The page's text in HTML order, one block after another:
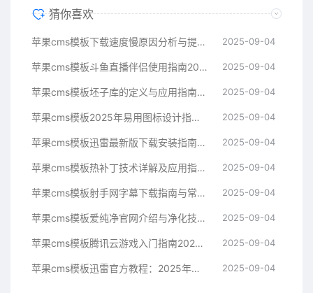
猜你喜欢
苹果cms模板下载速度慢原因分析与提升技巧指南苹果cms 2025-09-04
苹果cms模板斗鱼直播伴侣使用指南2025年新手必看苹果cms 2025-09-04
苹果cms模板坯子库的定义与应用指南苹果cms 2025-09-04
苹果cms模板2025年易用图标设计指南帮助提升界面美观苹果cms 2025-09-04
苹果cms模板迅雷最新版下载安装指南与常见问题解决方案苹果cms 2025-09-04
苹果cms模板热补丁技术详解及应用指南苹果cms 2025-09-04
苹果cms模板射手网字幕下载指南与常见问题解决方案苹果cms 2025-09-04
苹果cms模板爱纯净官网介绍与净化技术科普指南苹果cms 2025-09-04
苹果cms模板腾讯云游戏入门指南2025年最新技术解析苹果cms 2025-09-04
苹果cms模板迅雷官方教程：2025年最新下载与使用指南苹果cms 2025-09-04